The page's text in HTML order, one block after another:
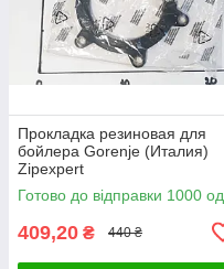
Прокладка резиновая для
бойлера Gorenje (Италия)
Zipexpert
Готово до відправки 1000 од.
409,20 ₴ 440 ₴